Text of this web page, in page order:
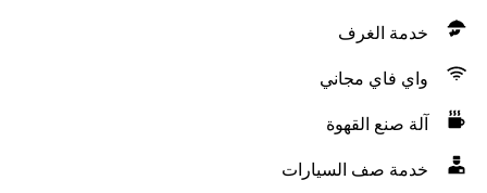
خدمة الغرف
واي فاي مجاني
آلة صنع القهوة
خدمة صف السيارات